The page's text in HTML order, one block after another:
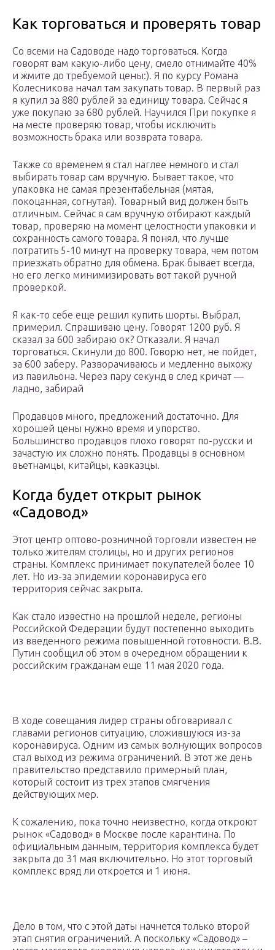
Как торговаться и проверять товар
Со всеми на Садоводе надо торговаться. Когда
говорят вам какую-либо цену, смело отнимайте 40%
и жмите до требуемой цены:). Я по курсу Романа
Колесникова начал там закупать товар. В первый раз
я купил за 880 рублей за единицу товара. Сейчас я
уже покупаю за 680 рублей. Научился При покупке я
на месте проверяю товар, чтобы исключить
возможность брака или возврата товара.
Также со временем я стал наглее немного и стал
выбирать товар сам вручную. Бывает такое, что
упаковка не самая презентабельная (мятая,
покоцанная, согнутая). Товарный вид должен быть
отличным. Сейчас я сам вручную отбирают каждый
товар, проверяю на момент целостности упаковки и
сохранность самого товара. Я понял, что лучше
потратить 5-10 минут на проверку товара, чем потом
приезжать обратно для обмена. Брак бывает всегда,
но его легко минимизировать вот такой ручной
проверкой.
Я как-то себе еще решил купить шорты. Выбрал,
примерил. Спрашиваю цену. Говорят 1200 руб. Я
сказал за 600 забираю ок? Отказали. Я начал
торговаться. Скинули до 800. Говорю нет, не пойдет,
за 600 заберу. Разворачиваюсь и медленно выхожу
из павильона. Через пару секунд в след кричат —
ладно, забирай
Продавцов много, предложений достаточно. Для
хорошей цены нужно время и упорство.
Большинство продавцов плохо говорят по-русски и
зачастую их сложно понять. Продавцы в основном
вьетнамцы, китайцы, кавказцы.
Когда будет открыт рынок
«Садовод»
Этот центр оптово-розничной торговли известен не
только жителям столицы, но и других регионов
страны. Комплекс принимает покупателей более 10
лет. Но из-за эпидемии коронавируса его
территория сейчас закрыта.
Как стало известно на прошлой неделе, регионы
Российской Федерации будут постепенно выходить
из введенного режима повышенной готовности. В.В.
Путин сообщил об этом в очередном обращении к
российским гражданам еще 11 мая 2020 года.
В ходе совещания лидер страны обговаривал с
главами регионов ситуацию, сложившуюся из-за
коронавируса. Одним из самых волнующих вопросов
стал выход из режима ограничений. В этот же день
правительство представило примерный план,
который состоит из трех этапов смягчения
действующих мер.
К сожалению, пока точно неизвестно, когда откроют
рынок «Садовод» в Москве после карантина. По
официальным данным, территория комплекса будет
закрыта до 31 мая включительно. Но этот торговый
комплекс вряд ли откроется и 1 июня.
Дело в том, что с этой даты начнется только второй
этап снятия ограничений. А поскольку «Садовод» –